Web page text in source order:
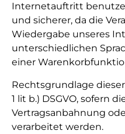
Internetauftritt
und sicherer, da die
Wiedergabe unseres
unterschiedlichen
einer
Rechtsgrundlage
1 lit b.) DSGVO, sofern
Vertragsanbahnung
verarbeitet werden.